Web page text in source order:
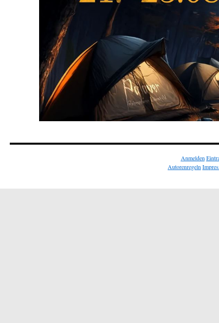
Anmelden
Autorenregeln